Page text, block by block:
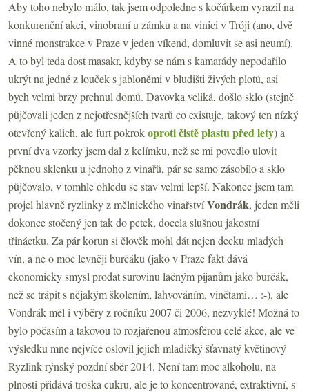
Aby toho nebylo málo, tak jsem odpoledne s kočárkem vyrazil na
konkurenční akci, vinobraní u zámku a na vinici v Tróji (ano, dvě
vinné monstrakce v Praze v jeden víkend, domluvit se asi neumí).
A to byl teda dost masakr, kdyby se nám s kamarády nepodařilo
ukrýt na jedné z louček s jabloněmi v bludišti živých plotů, asi
bych velmi brzy prchnul domů. Davovka veliká, došlo sklo (stejně
půjčovali jeden z nejotřesnějších tvarů co existuje, takový ten nízký
otevřený kalich, ale furt pokrokoproti čistě plastu před lety) a
první dva vzorky jsem dal z kelímku, než se mi povedlo ulovit
pěknou sklenku u jednoho z vinařů, pár se samo zásobilo a sklo
půjčovalo, v tomhle ohledu se stav velmi lepší. Nakonec jsem tam
projel hlavně ryzlinky z mělnického vinařstvíVondrák, jeden měli
dokonce stočený jen tak do petek, docela slušnou jakostní
třináctku. Za pár korun si člověk mohl dát nejen decku mladých
vín, a ne o moc levněji burčáku (jako v Praze fakt dává
ekonomicky smysl prodat surovinu lačným pijanům jako burčák,
než se trápit s nějakým školením, lahvováním, vinětami… :-), ale
Vondrák měl i výběry z ročníku 2007 či 2006, nezvyklé! Možná to
bylo počasím a takovou to rozjařenou atmosférou celé akce, ale ve
výsledku mne nejvíce oslovil jejich mladičký šťavnatý květinový
Ryzlink rýnský pozdní sběr 2014. Není tam moc alkoholu, na
plnosti přidává troška cukru, ale je to koncentrované, extraktivní, s